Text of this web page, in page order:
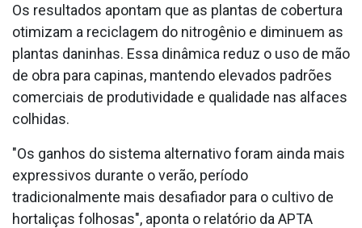
Os resultados apontam que as plantas de cobertura
otimizam a reciclagem do nitrogênio e diminuem as
plantas daninhas. Essa dinâmica reduz o uso de mão
de obra para capinas, mantendo elevados padrões
comerciais de produtividade e qualidade nas alfaces
colhidas.
"Os ganhos do sistema alternativo foram ainda mais
expressivos durante o verão, período
tradicionalmente mais desafiador para o cultivo de
hortaliças folhosas", aponta o relatório da APTA